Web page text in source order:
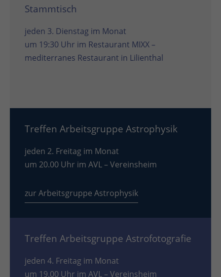
Stammtisch
jeden 3. Dienstag im Monat
um 19:30 Uhr im Restaurant MIXX –
mediterranes Restaurant in Lilienthal
Treffen Arbeitsgruppe Astrophysik
jeden 2. Freitag im Monat
um 20.00 Uhr im AVL – Vereinsheim
zur Arbeitsgruppe Astrophysik
Treffen Arbeitsgruppe Astrofotografie
jeden 4. Freitag im Monat
um 19.00 Uhr im AVL – Vereinsheim